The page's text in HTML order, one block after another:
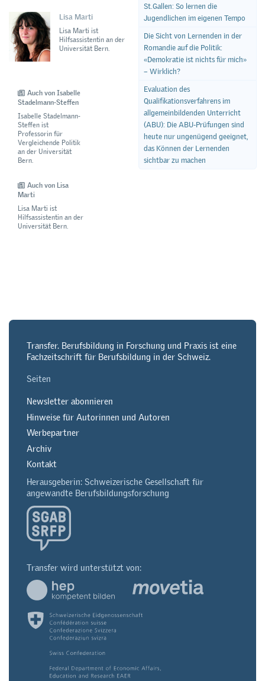
Lisa Marti
Lisa Marti ist
Hilfsassistentin an der
Universität Bern.
Auch von Isabelle
Stadelmann-Steffen
Isabelle Stadelmann-
Steffen ist
Professorin für
Vergleichende Politik
an der Universität
Bern.
Auch von Lisa
Marti
Lisa Marti ist
Hilfsassistentin an der
Universität Bern.
St.Gallen: So lernen die
Jugendlichen im eigenen Tempo
Die Sicht von Lernenden in der
Romandie auf die Politik:
«Demokratie ist nichts für mich»
– Wirklich?
Evaluation des
Qualifikationsverfahrens im
allgemeinbildenden Unterricht
(ABU): Die ABU-Prüfungen sind
heute nur ungenügend geeignet,
das Können der Lernenden
sichtbar zu machen
Transfer. Berufsbildung in Forschung und Praxis ist eine
Fachzeitschrift für Berufsbildung in der Schweiz.
Seiten
Newsletter abonnieren
Hinweise für Autorinnen und Autoren
Werbepartner
Archiv
Kontakt
Herausgeberin: Schweizerische Gesellschaft für
angewandte Berufsbildungsforschung
Transfer wird unterstützt von: